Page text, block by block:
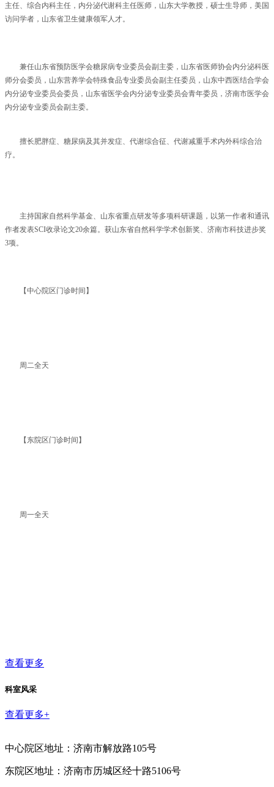
主任、综合内科主任，内分泌代谢科主任医师，山东大学教授，硕士生导师，美国
访问学者，山东省卫生健康领军人才。
兼任山东省预防医学会糖尿病专业委员会副主委，山东省医师协会内分泌科医
师分会委员，山东营养学会特殊食品专业委员会副主任委员，山东中西医结合学会
内分泌专业委员会委员，山东省医学会内分泌专业委员会青年委员，济南市医学会
内分泌专业委员会副主委。
擅长肥胖症、糖尿病及其并发症、代谢综合征、代谢减重手术内外科综合治
疗。
主持国家自然科学基金、山东省重点研发等多项科研课题，以第一作者和通讯
作者发表SCI收录论文20余篇。获山东省自然科学学术创新奖、济南市科技进步奖
3项。
【中心院区门诊时间】
周二全天
【东院区门诊时间】
周一全天
查看更多
科室风采
查看更多+
中心院区地址：济南市解放路105号
东院区地址：济南市历城区经十路5106号